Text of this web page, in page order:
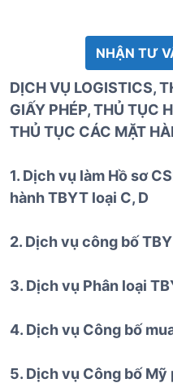
NHẬN TƯ
DỊCH VỤ LOGISTICS,
GIẤY PHÉP, THỦ TỤC
THỦ TỤC CÁC MẶT
1. Dịch vụ làm Hồ sơ
hành TBYT loại C, D
2. Dịch vụ công bố
3. Dịch vụ Phân loại
4. Dịch vụ Công bố
5. Dịch vụ Công bố Mỹ